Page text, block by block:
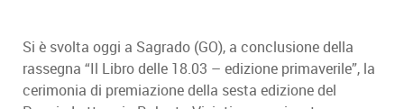
Si è svolta oggi a Sagrado (GO), a conclusione della
rassegna “Il Libro delle 18.03 – edizione primaverile”, la
cerimonia di premiazione della sesta edizione del